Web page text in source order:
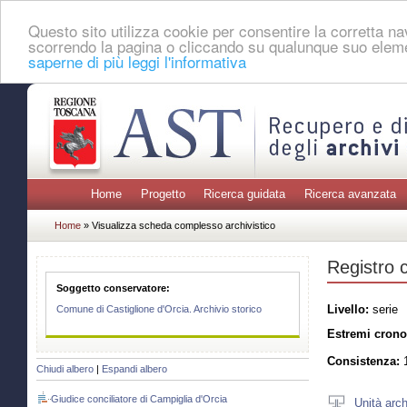
Questo sito utilizza cookie per consentire la corretta
scorrendo la pagina o cliccando su qualunque suo
saperne di più leggi l'informativa
Home Progetto Ricerca guidata Ricerca avanzata
Home » Visualizza scheda complesso archivistico
Soggetto conservatore:
Comune di Castiglione d'Orcia. Archivio storico
Chiudi albero Espandi albero
Giudice conciliatore di Campiglia d'Orcia
Registro
Livello: serie
Estremi
Consistenza:
Unità